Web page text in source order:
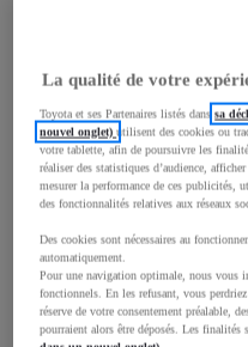
Largeur
1 765
Consommation mixte
Consommation mixte
Émissions CO2
La qualité de votre
Toyota et ses Partenaires listés danssa
nouvel onglet)utilisent des cookies ou
votre tablette, afin de poursuivre les
réaliser des statistiques d’audience,
mesurer la performance de ces publicités,
des fonctionnalités relatives aux réseaux
Des cookies sont nécessaires au
automatiquement.
Pour une navigation optimale, nous vous
fonctionnels. En les refusant, vous
réserve de votre consentement préalable,
pourraient alors être déposés. Les finalités